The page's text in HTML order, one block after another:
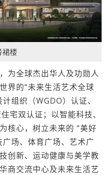
裙楼
为全球杰出华人及功勋人
界的“未来生活艺术全球
组织（WGDO）认证、
宅双认证；以智能科技、
核心，树立未来的 “美好
场、体育广场、艺术广
创新、运动健康与美学教
商交流中心及未来生活艺